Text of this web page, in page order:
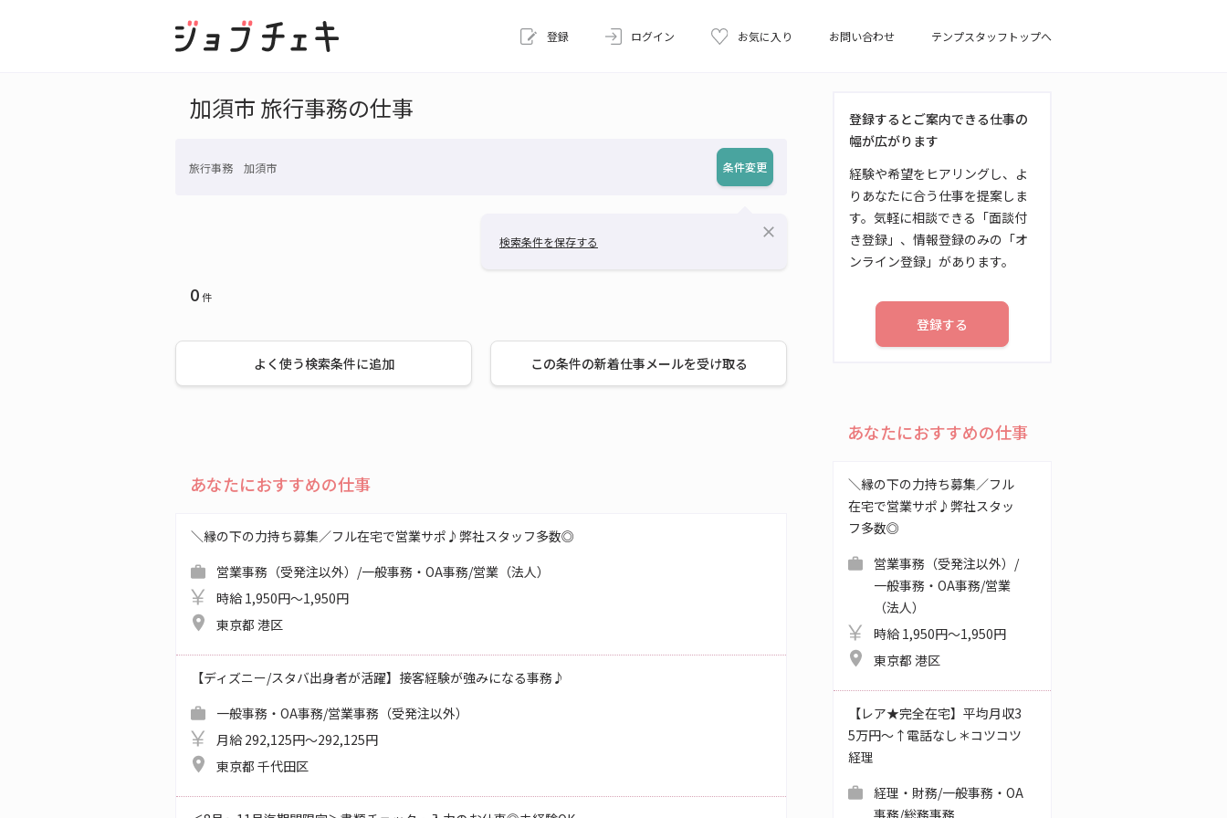
登録 ログイン お気に入り お問い合わせ テンプスタッフトップへ
加須市 旅行事務の仕事
旅行事務 加須市 条件変更
検索条件を保存する
close
0件
よく使う検索条件に追加 この条件の新着仕事メールを受け取る
あなたにおすすめの仕事
＼縁の下の力持ち募集／フル在宅で営業サポ♪弊社スタッフ多数◎
営業事務（受発注以外）/一般事務・OA事務/営業（法人）
時給 1,950円～1,950円
東京都 港区
【ディズニー/スタバ出身者が活躍】接客経験が強みになる事務♪
一般事務・OA事務/営業事務（受発注以外）
月給 292,125円～292,125円
東京都 千代田区
登録するとご案内できる仕事の
幅が広がります
経験や希望をヒアリングし、よ
りあなたに合う仕事を提案しま
す。気軽に相談できる「面談付
き登録」、情報登録のみの「オ
ンライン登録」があります。
登録する
あなたにおすすめの仕事
＼縁の下の力持ち募集／フル
在宅で営業サポ♪弊社スタッ
フ多数◎
営業事務（受発注以外）/
一般事務・OA事務/営業
（法人）
時給 1,950円～1,950円
東京都 港区
【レア★完全在宅】平均月収3
5万円～↑電話なし＊コツコツ
経理
経理・財務/一般事務・OA
事務/総務事務